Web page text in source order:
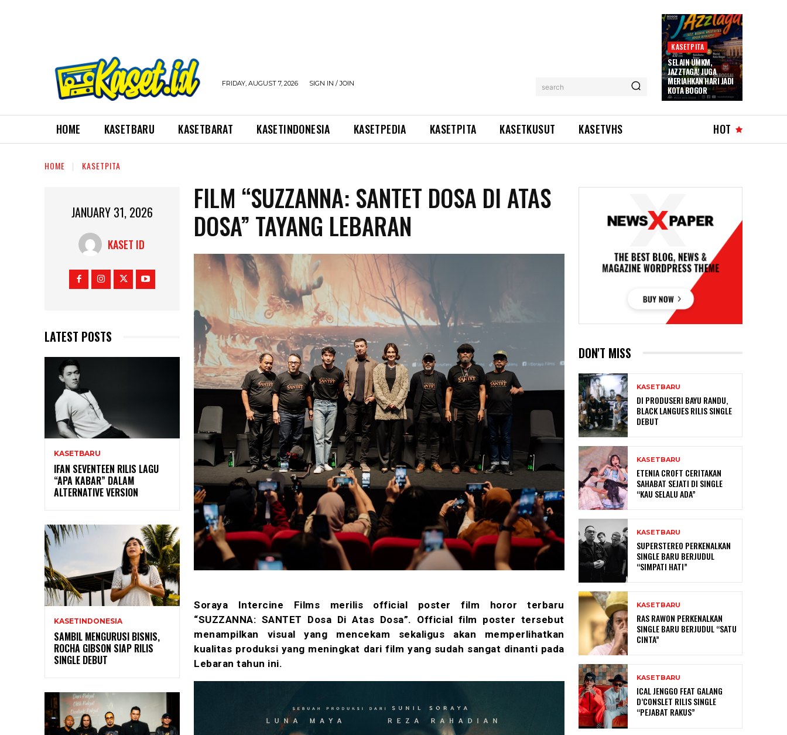
FRIDAY, AUGUST 7, 2026 SIGN IN / JOIN search
KASETPITA
SELAIN UMKM,
JAZZTAGA! JUGA
MERIAHKAN HARI JADI
KOTA BOGOR
HOME KASETBARU KASETBARAT KASETINDONESIA KASETPEDIA KASETPITA KASETKUSUT KASETVHS HOT
HOME KASETPITA
JANUARY 31, 2026
KASET ID
LATEST POSTS
KASETBARU
IFAN SEVENTEEN RILIS LAGU
“APA KABAR” DALAM
ALTERNATIVE VERSION
KASETINDONESIA
SAMBIL MENGURUSI BISNIS,
ROCHA GIBSON SIAP RILIS
SINGLE DEBUT
FILM “SUZZANNA: SANTET DOSA DI ATAS
DOSA” TAYANG LEBARAN
Soraya Intercine Films merilis official poster film horor terbaru
“SUZZANNA: SANTET Dosa Di Atas Dosa”. Official film poster tersebut
menampilkan visual yang mencekam sekaligus akan memperlihatkan
kualitas produksi yang meningkat dari film yang sudah sangat dinanti pada
Lebaran tahun ini.
DON'T MISS
KASETBARU
DI PRODUSERI BAYU RANDU,
BLACK LANGUES RILIS SINGLE
DEBUT
KASETBARU
ETENIA CROFT CERITAKAN
SAHABAT SEJATI DI SINGLE
“KAU SELALU ADA”
KASETBARU
SUPERSTEREO PERKENALKAN
SINGLE BARU BERJUDUL
“SIMPATI HATI”
KASETBARU
RAS RAWON PERKENALKAN
SINGLE BARU BERJUDUL “SATU
CINTA”
KASETBARU
ICAL JENGGO FEAT GALANG
D’CONSLET RILIS SINGLE
“PEJABAT RAKUS”